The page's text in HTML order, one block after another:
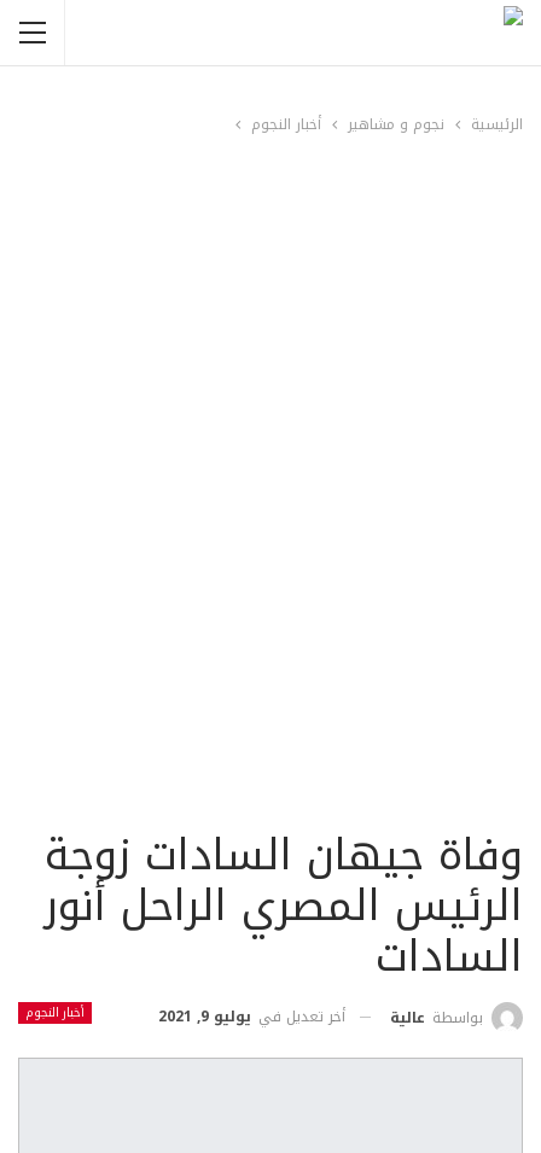
الرئيسية نجوم و مشاهير أخبار النجوم
وفاة جيهان السادات زوجة
الرئيس المصري الراحل أنور
السادات
أخبار النجوم بواسطة عالية أخر تعديل في يوليو 9, 2021